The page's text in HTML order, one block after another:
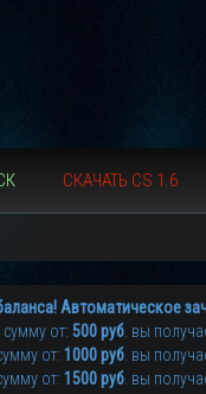
СКАЧАТЬ CS 1.6
Автоматическое
от: 500 руб . вы
от: 1000 руб . вы
от: 1500 руб . вы